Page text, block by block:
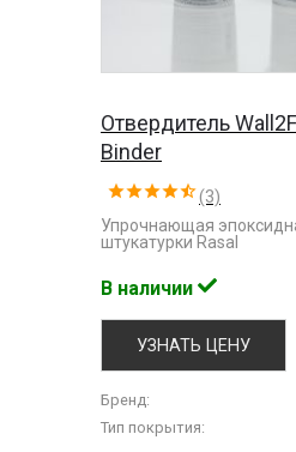
Отвердитель
Binder
(3)
Упрочнающая
штукатурки Rasal
В наличии
УЗНАТЬ ЦЕНУ
Бренд:
Тип покрытия: